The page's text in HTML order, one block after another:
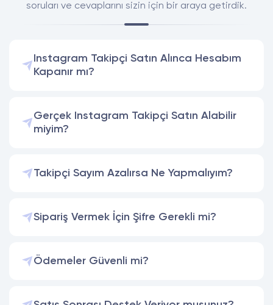
soruları ve cevaplarını sizin için bir araya getirdik.
Instagram Takipçi Satın Alınca Hesabım
Kapanır mı?
Gerçek Instagram Takipçi Satın Alabilir
miyim?
Takipçi Sayım Azalırsa Ne Yapmalıyım?
Sipariş Vermek İçin Şifre Gerekli mi?
Ödemeler Güvenli mi?